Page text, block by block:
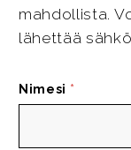
mahdollista.
lähettää
Nimesi *